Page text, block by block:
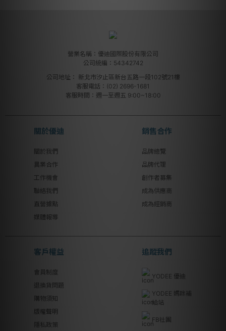
營業名稱：優迪國際股份有限公司
公司統編：54342742
公司地址： 新北市汐止區新台五路一段102號21樓
客服電話：(02) 2696-1681
客服時間：週一至週五 9:00~18:00
關於優迪
關於我們
異業合作
工作機會
聯絡我們
直營據點
媒體報導
銷售合作
品牌總覽
品牌代理
創作者募集
成為供應商
成為經銷商
客戶權益
會員制度
退換貨問題
購物須知
版權聲明
隱私政策
追蹤我們
YODEE 優迪
YODEE 媽咪補
給站
FB社團